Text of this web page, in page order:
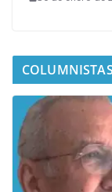
COLUMNISTAS